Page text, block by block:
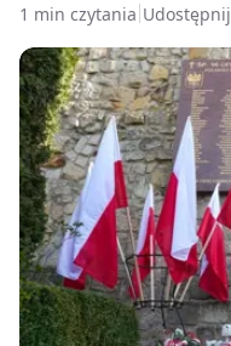
1 min czytania Udostępnij